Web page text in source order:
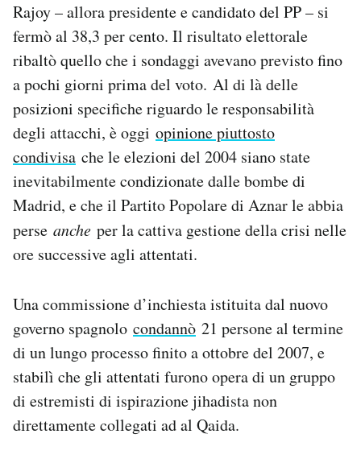
Rajoy – allora presidente e candidato del PP – si
fermò al 38,3 per cento. Il risultato elettorale
ribaltò quello che i sondaggi avevano previsto fino
a pochi giorni prima del voto. Al di là delle
posizioni specifiche riguardo le responsabilità
degli attacchi, è oggi opinione piuttosto
condivisa che le elezioni del 2004 siano state
inevitabilmente condizionate dalle bombe di
Madrid, e che il Partito Popolare di Aznar le abbia
perse anche per la cattiva gestione della crisi nelle
ore successive agli attentati.
Una commissione d’inchiesta istituita dal nuovo
governo spagnolo condannò 21 persone al termine
di un lungo processo finito a ottobre del 2007, e
stabilì che gli attentati furono opera di un gruppo
di estremisti di ispirazione jihadista non
direttamente collegati ad al Qaida.